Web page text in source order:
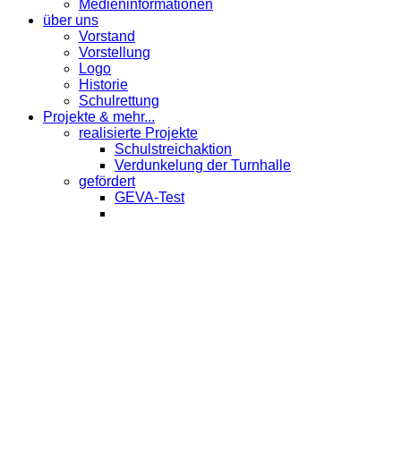
Medieninformationen
über uns
Vorstand
Vorstellung
Logo
Historie
Schulrettung
Projekte & mehr...
realisierte Projekte
Schulstreichaktion
Verdunkelung der Turnhalle
gefördert
GEVA-Test